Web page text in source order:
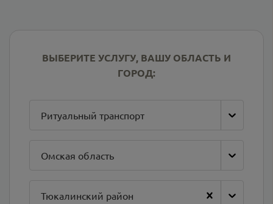
ВЫБЕРИТЕ УСЛУГУ, ВАШУ ОБЛАСТЬ И
ГОРОД:
Ритуальный транспорт
Омская область
Тюкалинский район